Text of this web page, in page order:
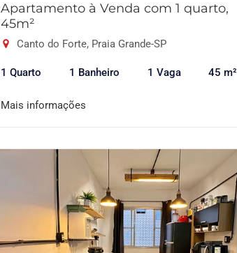
Apartamento à Venda com 1 quarto,
45m²
Canto do Forte, Praia Grande-SP
1 Quarto 1 Banheiro 1 Vaga 45 m²
Mais informações